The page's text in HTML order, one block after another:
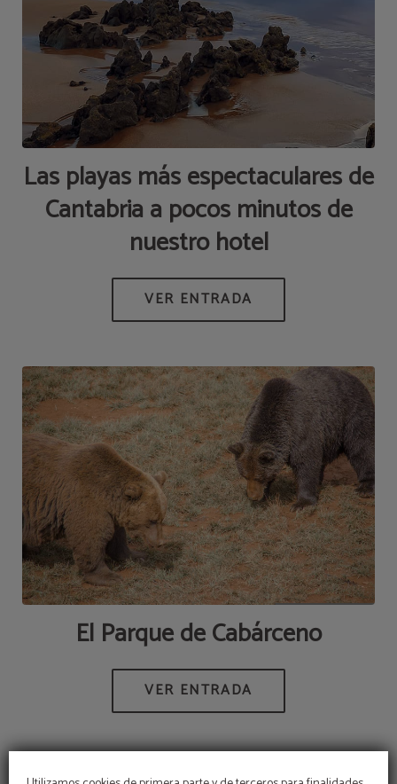
Las playas más espectaculares de
Cantabria a pocos minutos de
nuestro hotel
El Parque de Cabárceno